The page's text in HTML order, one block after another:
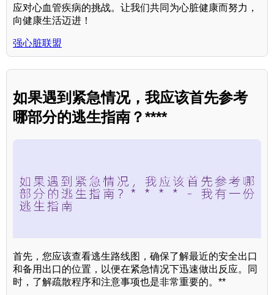
应对心血管疾病的挑战。让我们共同为心脏健康而努力，
向健康生活迈进！
强心脏联盟
如果遇到紧急情况，我应该首先参考
哪部分的逃生指南？****
首先，您应该查看逃生路线图，确保了解最近的安全出口
和备用出口的位置，以便在紧急情况下迅速做出反应。同
时，了解疏散程序和注意事项也是非常重要的。**